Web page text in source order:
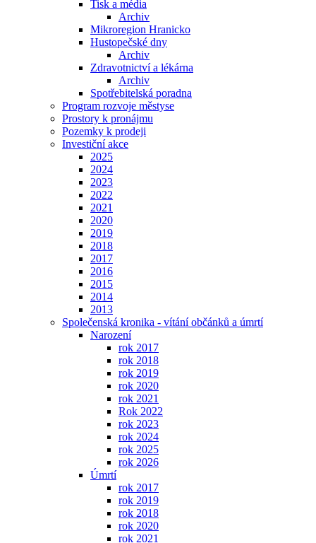
Tisk a média
Archiv
Mikroregion Hranicko
Hustopečské dny
Archiv
Zdravotnictví a lékárna
Archiv
Spotřebitelská poradna
Program rozvoje městyse
Prostory k pronájmu
Pozemky k prodeji
Investiční akce
2025
2024
2023
2022
2021
2020
2019
2018
2017
2016
2015
2014
2013
Společenská kronika - vítání občánků a úmrtí
Narození
rok 2017
rok 2018
rok 2019
rok 2020
rok 2021
Rok 2022
rok 2023
rok 2024
rok 2025
rok 2026
Úmrtí
rok 2017
rok 2019
rok 2018
rok 2020
rok 2021